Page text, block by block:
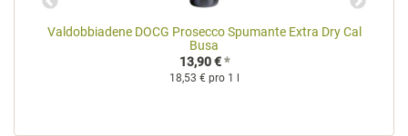
Valdobbiadene DOCG Prosecco Spumante Extra Dry Cal
Busa
13,90 € *
18,53 € pro 1 l